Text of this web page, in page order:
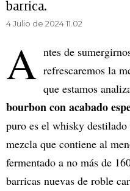
barrica.
4 Julio de 2024 11.02
A ntes de
refrescaremos la
que estamos
bourbon con acabado
puro es el whisky
mezcla que contiene al
fermentado a no más de
barricas nuevas de roble